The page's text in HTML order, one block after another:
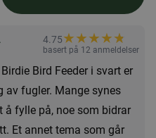
4.75★★★★★
★
basert på 12 anmeldelser
Bird Feeder i svart er
av fugler. Mange synes
å fylle på, noe som bidrar
Et annet tema som går